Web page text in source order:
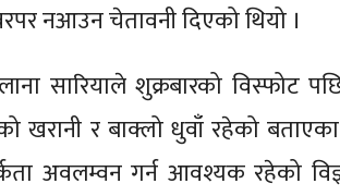
नआउन चेतावनी दिएको थियो ।
सारियाले शुक्रबारको विस्फोट
खरानी र बाक्लो धुवाँ रहेको
अवलम्वन गर्न आवश्यक रहेको